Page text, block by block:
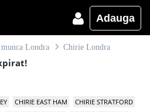
Adauga
Londra Chirie Londra
CHIRIE EAST HAM
CHIRIE STRATFORD